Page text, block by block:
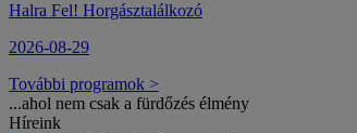
Halra Fel! Horgásztalálkozó
2026-08-29
További programok >
...ahol nem csak a fürdőzés élmény
Híreink